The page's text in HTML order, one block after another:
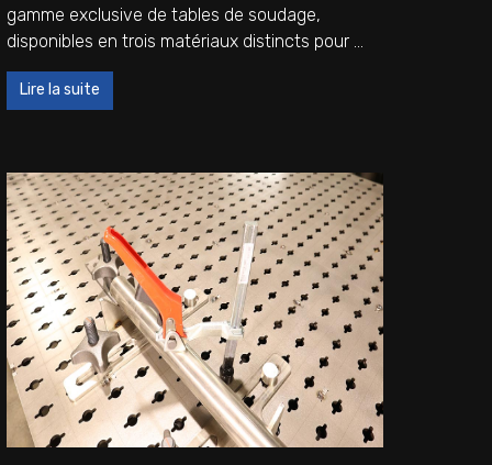
gamme exclusive de tables de soudage,
disponibles en trois matériaux distincts pour ...
Lire la suite